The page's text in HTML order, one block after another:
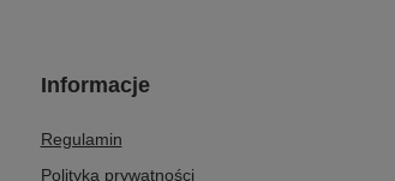
Informacje
Regulamin
Polityka prywatności